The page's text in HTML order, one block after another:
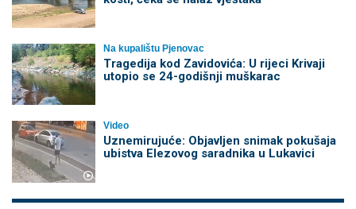
Na kupalištu Pjenovac
Tragedija kod Zavidovića: U rijeci Krivaji
utopio se 24-godišnji muškarac
Video
Uznemirujuće: Objavljen snimak pokušaja
ubistva Elezovog saradnika u Lukavici